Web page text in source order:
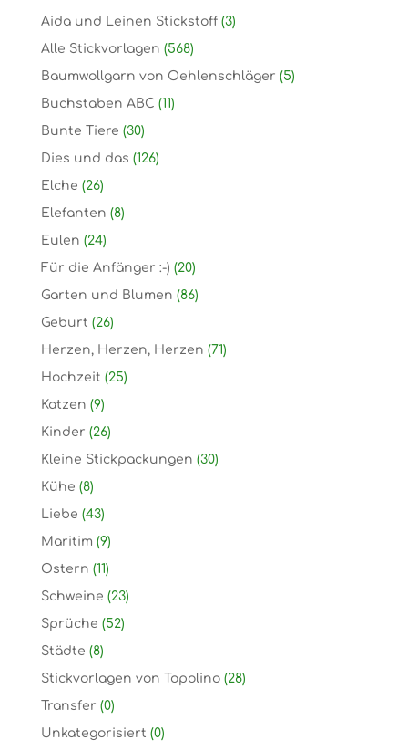
Aida und Leinen Stickstoff (3)
Alle Stickvorlagen (568)
Baumwollgarn von Oehlenschläger (5)
Buchstaben ABC (11)
Bunte Tiere (30)
Dies und das (126)
Elche (26)
Elefanten (8)
Eulen (24)
Für die Anfänger :-) (20)
Garten und Blumen (86)
Geburt (26)
Herzen, Herzen, Herzen (71)
Hochzeit (25)
Katzen (9)
Kinder (26)
Kleine Stickpackungen (30)
Kühe (8)
Liebe (43)
Maritim (9)
Ostern (11)
Schweine (23)
Sprüche (52)
Städte (8)
Stickvorlagen von Topolino (28)
Transfer (0)
Unkategorisiert (0)